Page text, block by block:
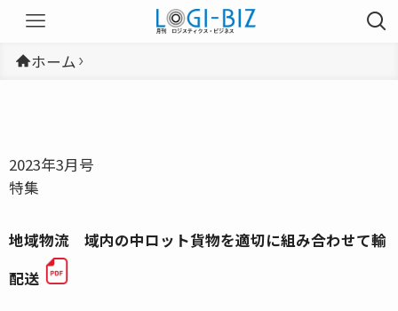
ホーム
2023年3月号
特集
地域物流 域内の中ロット貨物を適切に組み合わせて輸
配送